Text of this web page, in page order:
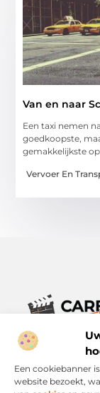
Een cookiebanner
website bezoekt,
Van en naar
Een taxi nemen
goedkoopste,
gemakkelijkste
Vervoer En
Ontdek een
informeren
Bericht